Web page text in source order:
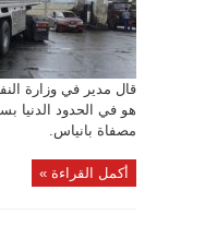
قال مدير في وزارة
هو في الحدود الدنيا
مصفاة بانياس.
أكمل القراءة »